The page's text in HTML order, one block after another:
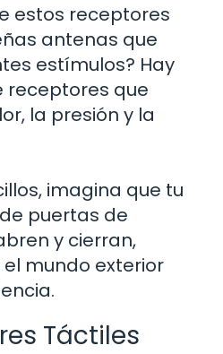
estos receptores
antenas que
estímulos? Hay
receptores que
la presión y la
imagina que tu
puertas de
y cierran,
mundo exterior
Táctiles